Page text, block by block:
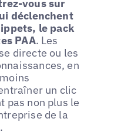
vous sur
déclenchent
le pack
PAA. Les
directe ou les
en
un clic
pas non plus le
de la